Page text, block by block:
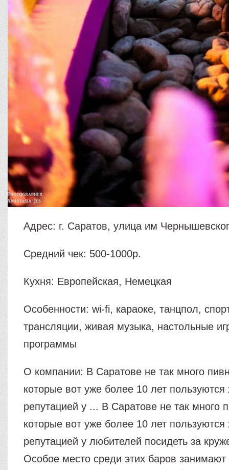
Адрес: г. Саратов, улица им
Средний чек: 500-1000р.
Кухня: Европейская, Немецкая
Особенности: wi-fi, караоке, танцпол,
трансляции, живая музыка, настольные
программы
О компании: В Саратове не так много
которые вот уже более 10 лет
репутацией у ... В Саратове не так много
которые вот уже более 10 лет
репутацией у любителей посидеть за
Особое место среди этих баров